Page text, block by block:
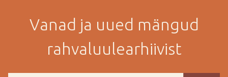
Vanad ja uued mängud
rahvaluulearhiivist